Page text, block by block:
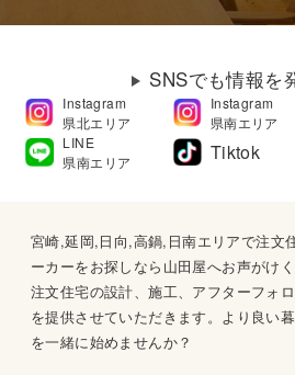
SNSでも情報を
Instagram
県北エリア
Instagram
県南エリア
LINE
県南エリア
Tiktok
宮崎,延岡,日向,高鍋,日南エリアで注文
ーカーをお探しなら山田屋へお声がけ
注文住宅の設計、施工、アフターフォ
を提供させていただきます。より良い
を一緒に始めませんか？